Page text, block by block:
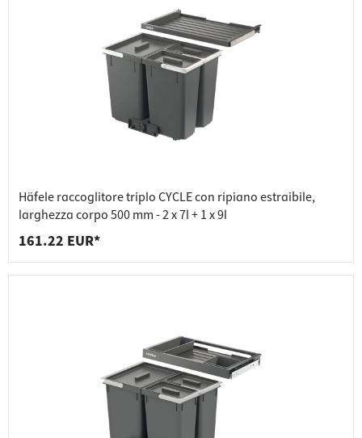
Häfele raccoglitore triplo CYCLE con ripiano estraibile,
larghezza corpo 500 mm - 2 x 7l + 1 x 9l
161.22 EUR*